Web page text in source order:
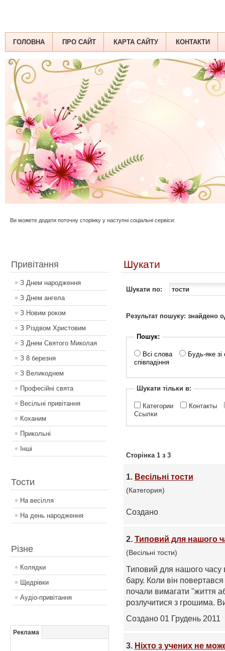
ГОЛОВНА ПРО САЙТ КАРТА САЙТУ КОНТАКТИ
Ви можете додати поточну сторінку у наступні соціальні сервіси:
Привітання
З Днем народження
З Днем ангела
З Новим роком
З Різдвом Христовим
З Днем Святого Миколая
З 8 березня
З Великоднем
Професійні свята
Весільні привітання
Коханим
Прикольні
Інші
Тости
На весілля
На день народження
Різне
Колядки
Щедрівки
Аудіо-привітання
Реклама
Шукати
Шукати по:
Результат пошуку: знайдено
Пошук:
Всі слова
Будь-яке зі
співпадіння
Шукати тільки в:
Категории
Контакты
Ссылки
Сторінка 1 з 3
1. Весільні тости
(Категория)
Создано
2. Типовий для нашого
(Весільні тости)
Типовий для нашого часу
бару. Коли він
почали вимагати "життя
розлучитися з грошима.
Создано 01 Грудень 2011
3. Ніхто з учених не